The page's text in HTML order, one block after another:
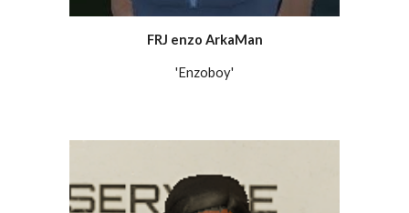
FRJ enzo ArkaMan
'Enzoboy'